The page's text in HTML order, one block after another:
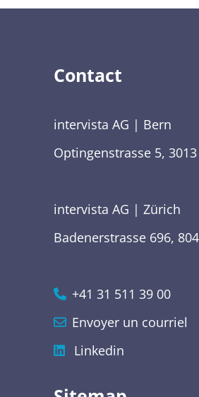
Contact
intervista AG | Bern
Optingenstrasse 5,
intervista AG | Zürich
Badenerstrasse 696,
+41 31 511 39 00
Envoyer un courriel
Linkedin